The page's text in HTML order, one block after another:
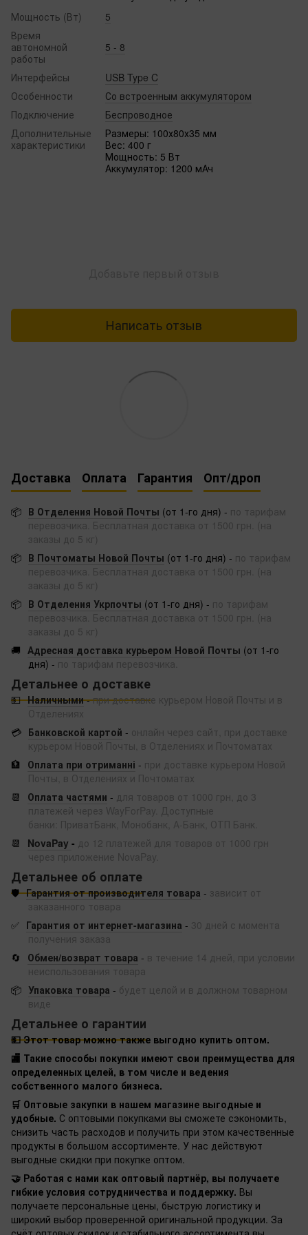
Мощность (Вт)
5
Время
автономной
работы
5 - 8
Интерфейсы
USB Type C
Особенности
Со встроенным аккумулятором
Подключение
Беспроводное
Дополнительные
характеристики
Размеры: 100х80х35 мм
Вес: 400 г
Мощность: 5 Вт
Аккумулятор: 1200 мАч
Написать отзыв
Доставка Оплата Гарантия Опт/дроп
📦 В Отделения Новой Почты (от 1-го дня) - по тарифам
перевозчика. Бесплатная доставка от 1500 грн. (на
заказы до 5 кг)
📦 В Почтоматы Новой Почты (от 1-го дня) - по тарифам
перевозчика. Бесплатная доставка от 1500 грн. (на
заказы до 5 кг)
📦 В Отделения Укрпочты (от 1-го дня) - по тарифам
перевозчика. Бесплатная доставка от 1500 грн. (на
заказы до 5 кг)
🚚 Адресная доставка курьером Новой Почты (от 1-го
дня) - по тарифам перевозчика.
Детальнее о доставке
💵 Наличными-при доставке курьером Новой Почты и в
Отделениях
💳 Банковской картой - онлайн через сайт, при доставке
курьером Новой Почты, в Отделениях и Почтоматах
🏦
Оплата при отриманні - при доставке курьером Новой
Почты, в Отделениях и Почтоматах
📆
Оплата частями - для товаров от 1000 грн, до 3
платежей через WayForPay. Доступные
банки: ПриватБанк, Монобанк, А-Банк, ОТП Банк.
📆
NovaPay - до 12 платежей для товаров от 1000 грн
через приложение NovaPay.
Детальнее об оплате
🛡️ Гарантия от производителя товара - зависит от
заказанного товара
✅ Гарантия от интернет-магазина - 30 дней с момента
получения заказа
🔄
Обмен/возврат товара - в течение 14 дней, при условии
неиспользования товара
📦 Упаковка товара - будет целой и в должном товарном
виде
Детальнее о гарантии
💵 Этот товар можно также выгодно купить оптом.
🏬 Такие способы покупки имеют свои преимущества для
определенных целей, в том числе и ведения
собственного малого бизнеса.
🛒 Оптовые закупки в нашем магазине выгодные и
удобные. С оптовыми покупками вы сможете сэкономить,
снизить часть расходов и получить при этом качественные
продукты в большом ассортименте. У нас действуют
выгодные скидки при покупке оптом.
🤝 Работая с нами как оптовый партнёр, вы получаете
гибкие условия сотрудничества и поддержку. Вы
получаете персональные цены, быструю логистику и
широкий выбор проверенной оригинальной продукции. За